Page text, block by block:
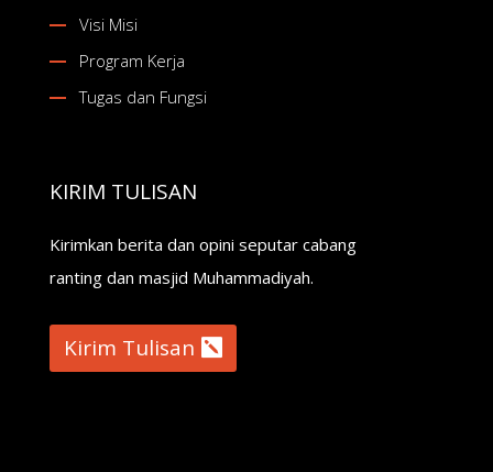
Visi Misi
Program Kerja
Tugas dan Fungsi
KIRIM TULISAN
Kirimkan berita dan opini seputar cabang
ranting dan masjid Muhammadiyah.
Kirim Tulisan